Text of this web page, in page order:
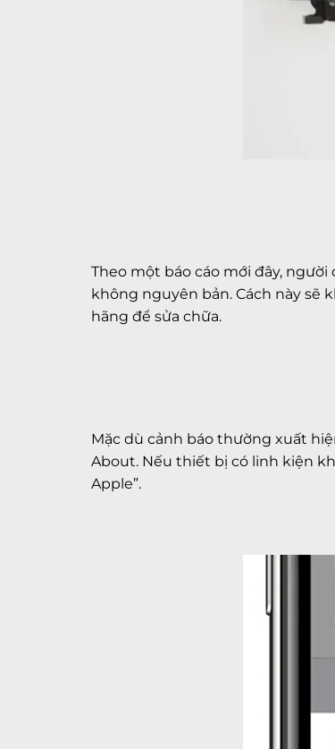
Theo một báo cáo mới đây,
không nguyên bản. Cách này sẽ
hãng để sửa chữa.
Mặc dù cảnh báo thường xuất
About. Nếu thiết bị có linh kiện
Apple”.